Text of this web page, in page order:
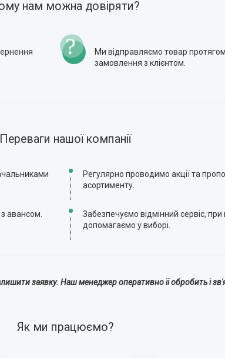
нам можна довіряти?
Ми відправляємо товар
замовлення з клієнтом.
Переваги нашої компанії
Регулярно проводимо акції та
асортименту.
з авансом.
Забезпечуємо відмінний сервіс,
допомагаємо у виборі.
заявку. Наш менеджер оперативно її обробить і
Як ми працюємо?